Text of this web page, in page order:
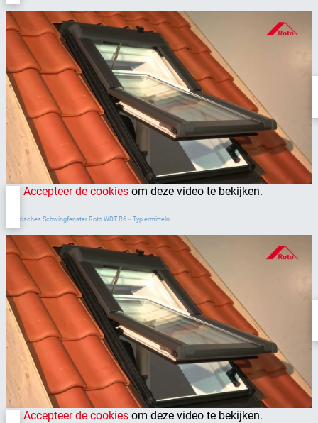
Accepteer de cookies om deze video te bekijken.
Elektrisches Schwingfenster Roto WDT R6 ‒ Typ ermitteln
Accepteer de cookies om deze video te bekijken.